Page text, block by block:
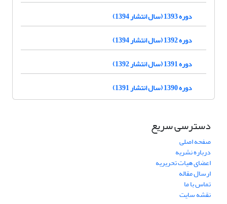
دوره 1393 (سال انتشار 1394)
دوره 1392 (سال انتشار 1394)
دوره 1391 (سال انتشار 1392)
دوره 1390 (سال انتشار 1391)
دسترسی سریع
صفحه اصلی
درباره نشریه
اعضای هیات تحریریه
ارسال مقاله
تماس با ما
نقشه سایت